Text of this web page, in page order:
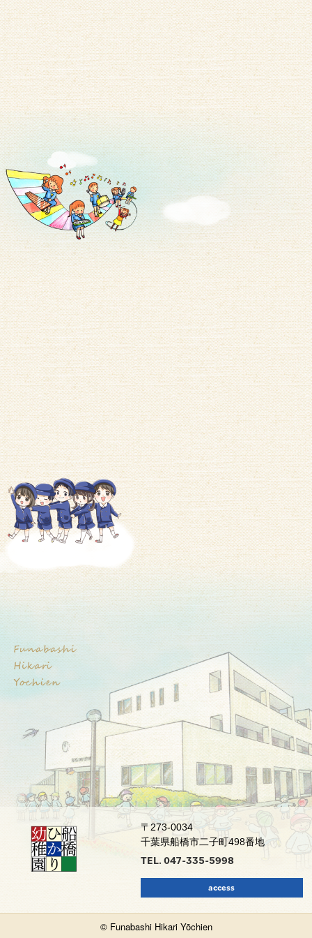
一覧を見る
2026/07/25
【new】夏休み、はじまる。
2026/07/18
夏休み「にじ組」予定表
2026/07/07
お好み焼きキッチンカー来たる
2026/06/29
７月度「にじ組」予定表
2026/05/29
中山競馬場へ遠足
一覧を見る
2026/07/07
【New】お好み焼き
アゲハ蝶
2026/05/26
R8年度オープンスクール年長発表
2026/03/18
卒園式ラストタッチ
2026/03/15
３月誕生会
〒273-0034
千葉県船橋市二子町498番地
TEL. 047-335-5998
access
© Funabashi Hikari Yōchien